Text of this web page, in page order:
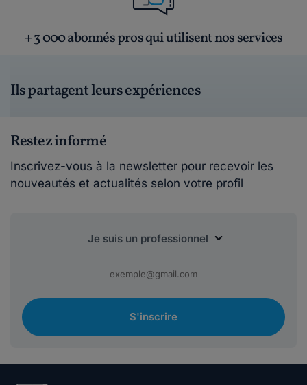
+ 3 000 abonnés pros qui utilisent nos services
Ils partagent leurs expériences
Restez informé
Inscrivez-vous à la newsletter pour recevoir les
nouveautés et actualités selon votre profil
S'inscrire